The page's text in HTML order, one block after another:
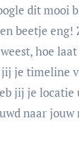
dit mooi
beetje eng!
hoe
jij je timeline
jij je locatie
naar jouw